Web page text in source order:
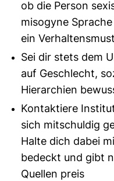
ob die Person
misogyne
ein
Sei dir stets dem
auf Geschlecht,
Hierarchien
Kontaktiere
sich mitschuldig
Halte dich dabei
bedeckt und gibt
Quellen preis